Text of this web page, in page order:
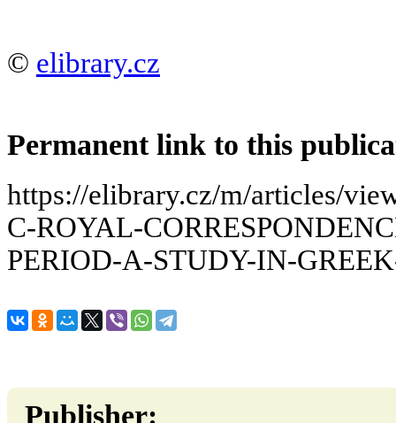
© elibrary.cz
Permanent link to this
https://elibrary.cz/m/articles/
C-ROYAL-
PERIOD-A-STUDY-IN-
Publisher: